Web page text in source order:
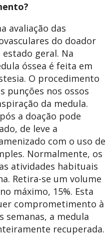
avaliação das
do doador
geral. Na
óssea é feita em
O procedimento
punções nos ossos
da medula.
a doação pode
de leve a
com o uso de
Normalmente, os
atividades habituais
Retira-se um volume
máximo, 15%. Esta
comprometimento à
semanas, a medula
recuperada.